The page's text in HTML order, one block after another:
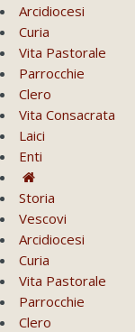
Arcidiocesi
Curia
Vita Pastorale
Parrocchie
Clero
Vita Consacrata
Laici
Enti
Storia
Vescovi
Arcidiocesi
Curia
Vita Pastorale
Parrocchie
Clero